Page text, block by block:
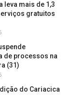
leva mais de 1,3
gratuitos
de processos na
(31)
do Cariacica